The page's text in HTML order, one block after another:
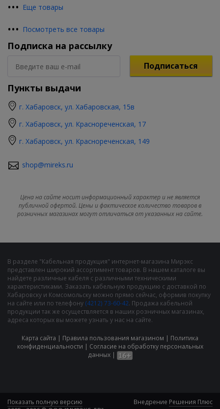
••• Еще товары
••• Посмотреть все товары
Подписка на рассылку
Подписаться
Пункты выдачи
г. Хабаровск, ул. Хабаровская, 15в
г. Хабаровск, ул. Краснореченская, 17
г. Хабаровск, ул. Краснореченская, 149
shop@mireks.ru
Цена на сайте носит информационный характер и не является
публичной офертой. Цены и фактическое количество товаров в
розничных магазинах могут отличаться от указанных на сайте.
В разделе "Кабельная продукция" интернет-магазина Мирэкс
представлен широкий ассортимент товаров. В нашем каталоге вы
найдете различные кабеля с различными техническими
характеристиками. Заказать кабельную продукцию с доставкой по
Хабаровску и Комсомольску можно прямо сейчас, оформив покупку
на сайте или по телефону (4212) 73-60-42. Продажа кабельной
продукции так же осуществляется в наших розничных магазинах,
адреса которых вы можете узнать у нас на сайте.
Карта сайта | Правила пользования магазином | Политика
конфиденциальности | Cогласие на обработку персональных
данных|
Показать полную версию
Внедрение Решения Плюс